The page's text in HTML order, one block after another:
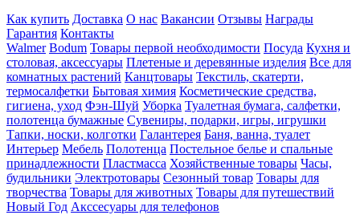
Как купить Доставка О нас Вакансии Отзывы Награды
Гарантия Контакты
Walmer Bodum Товары первой необходимости Посуда Кухня и
столовая, аксессуары Плетеные и деревянные изделия Все для
комнатных растений Канцтовары Текстиль, скатерти,
термосалфетки Бытовая химия Косметические средства,
гигиена, уход Фэн-Шуй Уборка Туалетная бумага, салфетки,
полотенца бумажные Сувениры, подарки, игры, игрушки
Тапки, носки, колготки Галантерея Баня, ванна, туалет
Интерьер Мебель Полотенца Постельное белье и спальные
принадлежности Пластмасса Хозяйственные товары Часы,
будильники Электротовары Сезонный товар Товары для
творчества Товары для животных Товары для путешествий
Новый Год Акссесуары для телефонов